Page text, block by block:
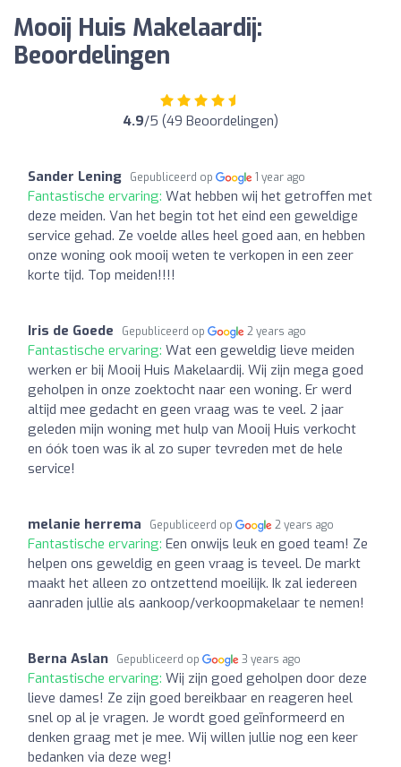
Mooij Huis Makelaardij:
Beoordelingen
4.9/5 (49 Beoordelingen)
Sander Lening Gepubliceerd op 1 year ago
Fantastische ervaring: Wat hebben wij het getroffen met
deze meiden. Van het begin tot het eind een geweldige
service gehad. Ze voelde alles heel goed aan, en hebben
onze woning ook mooij weten te verkopen in een zeer
korte tijd. Top meiden!!!!
Iris de Goede Gepubliceerd op 2 years ago
Fantastische ervaring: Wat een geweldig lieve meiden
werken er bij Mooij Huis Makelaardij. Wij zijn mega goed
geholpen in onze zoektocht naar een woning. Er werd
altijd mee gedacht en geen vraag was te veel. 2 jaar
geleden mijn woning met hulp van Mooij Huis verkocht
en óók toen was ik al zo super tevreden met de hele
service!
melanie herrema Gepubliceerd op 2 years ago
Fantastische ervaring: Een onwijs leuk en goed team! Ze
helpen ons geweldig en geen vraag is teveel. De markt
maakt het alleen zo ontzettend moeilijk. Ik zal iedereen
aanraden jullie als aankoop/verkoopmakelaar te nemen!
Berna Aslan Gepubliceerd op 3 years ago
Fantastische ervaring: Wij zijn goed geholpen door deze
lieve dames! Ze zijn goed bereikbaar en reageren heel
snel op al je vragen. Je wordt goed geïnformeerd en
denken graag met je mee. Wij willen jullie nog een keer
bedanken via deze weg!